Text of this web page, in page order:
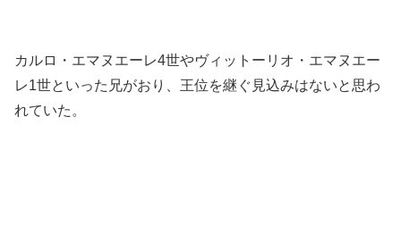
カルロ・エマヌエーレ4世やヴィットーリオ・エマヌエー
レ1世といった兄がおり、王位を継ぐ見込みはないと思わ
れていた。